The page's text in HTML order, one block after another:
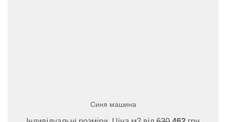
Синя машина